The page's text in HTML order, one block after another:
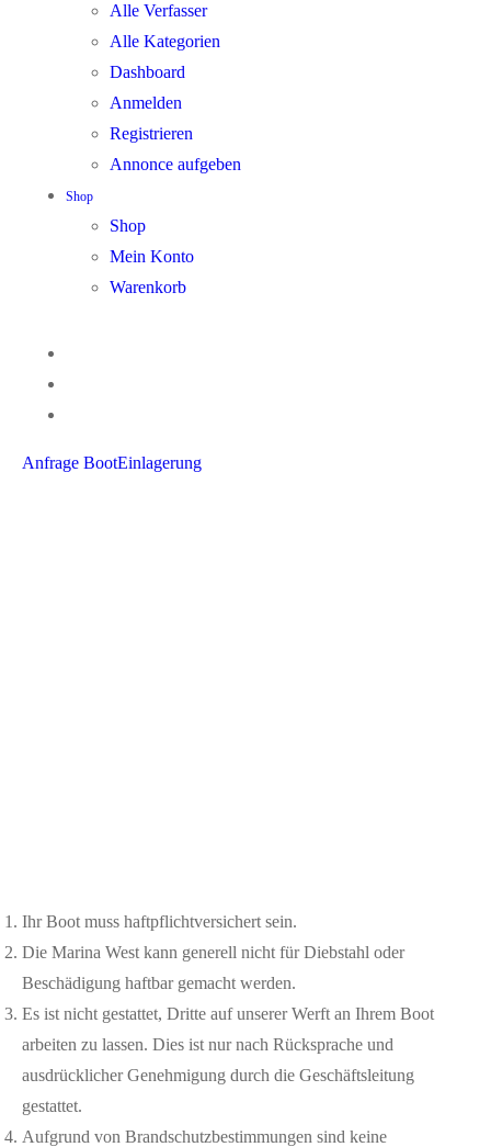
Alle Verfasser
Alle Kategorien
Dashboard
Anmelden
Registrieren
Annonce aufgeben
Shop
Shop
Mein Konto
Warenkorb
Anfrage BootEinlagerung
Ihr Boot muss haftpflichtversichert sein.
Die Marina West kann generell nicht für Diebstahl oder
Beschädigung haftbar gemacht werden.
Es ist nicht gestattet, Dritte auf unserer Werft an Ihrem Boot
arbeiten zu lassen. Dies ist nur nach Rücksprache und
ausdrücklicher Genehmigung durch die Geschäftsleitung
gestattet.
Aufgrund von Brandschutzbestimmungen sind keine